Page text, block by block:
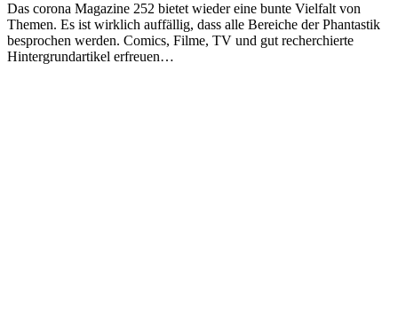
Das corona Magazine 252 bietet wieder eine bunte Vielfalt von
Themen. Es ist wirklich auffällig, dass alle Bereiche der Phantastik
besprochen werden. Comics, Filme, TV und gut recherchierte
Hintergrundartikel erfreuen…